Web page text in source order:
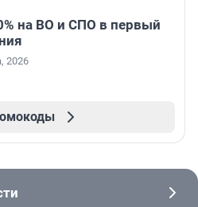
на ВО и СПО в первый
2026